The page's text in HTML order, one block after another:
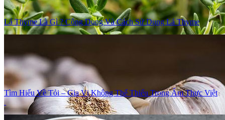
Lá Thyme Là Gì ? Công Dụng Và Cách Sử Dụng Lá Thyme
Tìm Hiểu Về Tỏi – Gia Vị Không Thể Thiếu Trong Ẩm Thực Việt